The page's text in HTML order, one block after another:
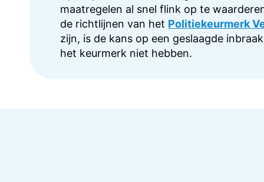
maatregelen al snel flink op te
de richtlijnen van het Politiekeurmerk
zijn, is de kans op een geslaagde
het keurmerk niet hebben.